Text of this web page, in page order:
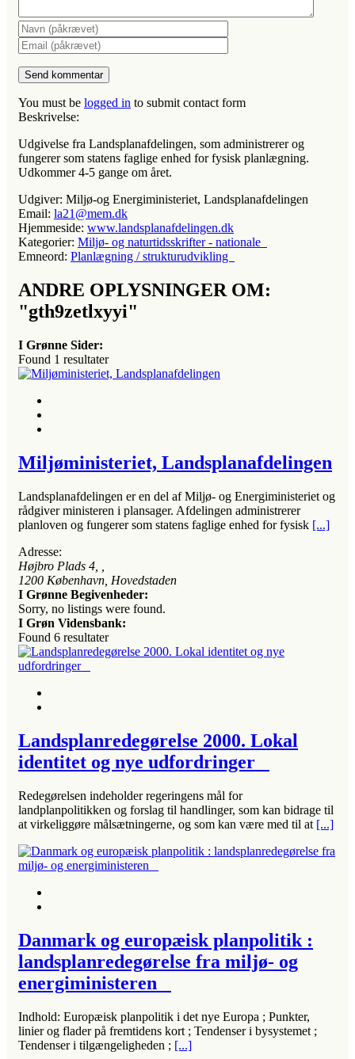
You must be logged in to submit contact form
Beskrivelse:
Udgivelse fra Landsplanafdelingen, som administrerer og
fungerer som statens faglige enhed for fysisk planlægning.
Udkommer 4-5 gange om året.
Udgiver: Miljø-og Energiministeriet, Landsplanafdelingen
Email: la21@mem.dk
Hjemmeside: www.landsplanafdelingen.dk
Kategorier: Miljø- og naturtidsskrifter - nationale
Emneord: Planlægning / strukturudvikling
ANDRE OPLYSNINGER OM:
"gth9zetlxyyi"
I Grønne Sider:
Found 1 resultater
Miljøministeriet, Landsplanafdelingen
Landsplanafdelingen er en del af Miljø- og Energiministeriet og
rådgiver ministeren i plansager. Afdelingen administrerer
planloven og fungerer som statens faglige enhed for fysisk [...]
Adresse:
Højbro Plads 4
1200 København, Hovedstaden
I Grønne Begivenheder:
Sorry, no listings were found.
I Grøn Vidensbank:
Found 6 resultater
Landsplanredegørelse 2000. Lokal
identitet og nye udfordringer
Redegørelsen indeholder regeringens mål for
landplanpolitikken og forslag til handlinger, som kan bidrage til
at virkeliggøre målsætningerne, og som kan være med til at [...]
Danmark og europæisk planpolitik :
landsplanredegørelse fra miljø- og
energiministeren
Indhold: Europæisk planpolitik i det nye Europa ; Punkter,
linier og flader på fremtidens kort ; Tendenser i bysystemet ;
Tendenser i tilgængeligheden ; [...]